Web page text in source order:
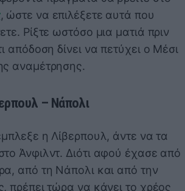
, ώστε να επιλέξετε αυτά που
Ρίξτε ωστόσο μια ματιά πριν
απόδοση δίνει να πετύχει ο Μέσι
αναμέτρησης.
– Νάπολι
η Λίβερπουλ, άντε να τα
Άνφιλντ. Διότι αφού έχασε από
από τη Νάπολι και από την
πρέπει τώρα να κάνει το χρέος